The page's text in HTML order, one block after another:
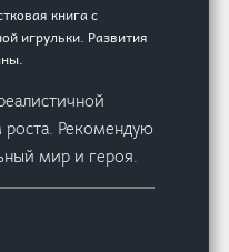
книга с
игрульки. Развития
Рекомендую
мир и героя.